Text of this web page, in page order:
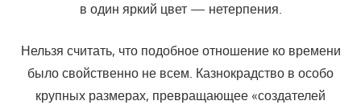
в один яркий цвет — нетерпения.
Нельзя считать, что подобное отношение ко времени
было свойственно не всем. Казнокрадство в особо
крупных размерах, превращающее «создателей